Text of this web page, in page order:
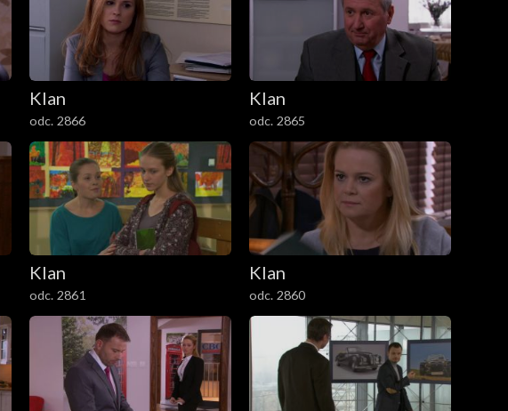
Klan
odc. 2866
Klan
odc. 2865
Klan
odc. 2861
Klan
odc. 2860